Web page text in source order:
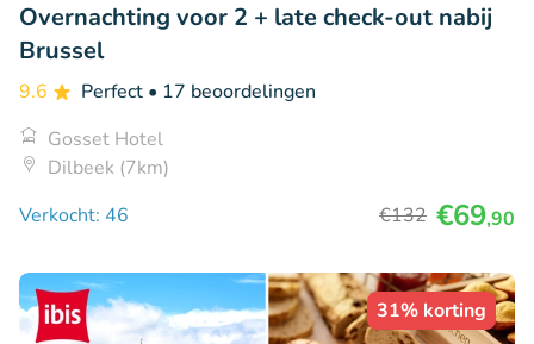
Overnachting voor 2 + late check-out nabij
Brussel
9.6 Perfect • 17 beoordelingen
Gosset Hotel
Dilbeek (7km)
Verkocht: 46
€132 €69,90
31% korting